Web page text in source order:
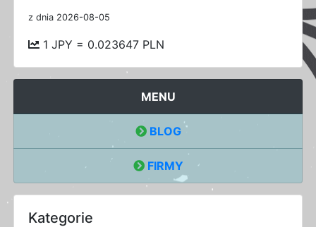
z dnia 2026-08-05
1 JPY = 0.023647 PLN
MENU
BLOG
FIRMY
Kategorie